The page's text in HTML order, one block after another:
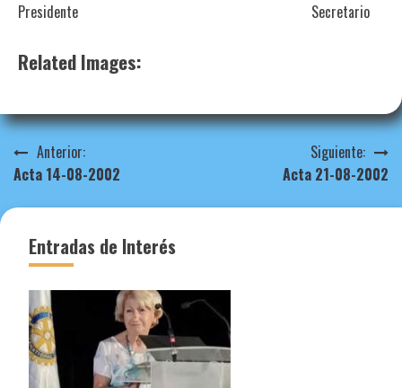
Presidente Secretario
Related Images:
Navegación
de
Anterior:
Acta 14-08-2002
Siguiente:
Acta 21-08-2002
Entradas de Interés